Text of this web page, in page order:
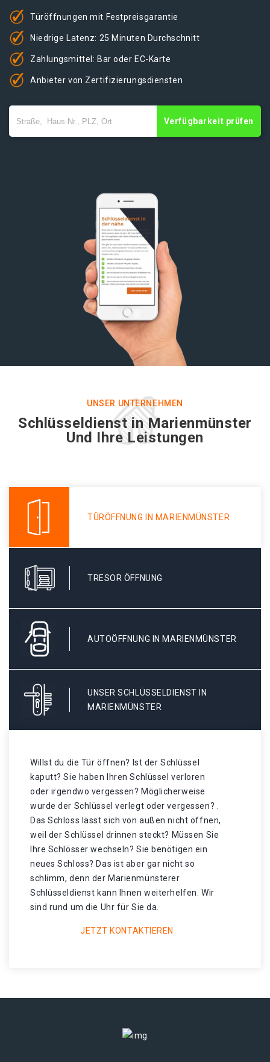
Türöffnungen mit Festpreisgarantie
Niedrige Latenz: 25 Minuten Durchschnitt
Zahlungsmittel: Bar oder EC-Karte
Anbieter von Zertifizierungsdiensten
Verfügbarkeit prüfen
UNSER UNTERNEHMEN
Schlüsseldienst in Marienmünster
Und Ihre Leistungen
TÜRÖFFNUNG IN MARIENMÜNSTER
TRESOR ÖFFNUNG
AUTOÖFFNUNG IN MARIENMÜNSTER
UNSER SCHLÜSSELDIENST IN
MARIENMÜNSTER
Willst du die Tür öffnen? Ist der Schlüssel
kaputt? Sie haben Ihren Schlüssel verloren
oder irgendwo vergessen? Möglicherweise
wurde der Schlüssel verlegt oder vergessen? .
Das Schloss lässt sich von außen nicht öffnen,
weil der Schlüssel drinnen steckt? Müssen Sie
Ihre Schlösser wechseln? Sie benötigen ein
neues Schloss? Das ist aber gar nicht so
schlimm, denn der Marienmünsterer
Schlüsseldienst kann Ihnen weiterhelfen. Wir
sind rund um die Uhr für Sie da.
JETZT KONTAKTIEREN